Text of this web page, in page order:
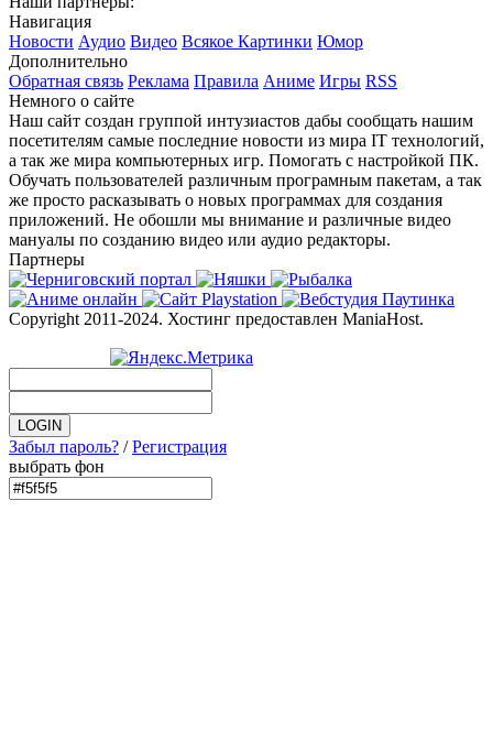
Навигация
Новости Аудио Видео Всякое Картинки Юмор
Дополнительно
Обратная связь Реклама Правила Аниме Игры RSS
Немного о сайте
Наш сайт создан группой интузиастов дабы сообщать нашим
посетителям самые последние новости из мира IT технологий,
а так же мира компьютерных игр. Помогать с настройкой ПК.
Обучать пользователей различным програмным пакетам, а так
же просто расказывать о новых программах для создания
приложений. Не обошли мы внимание и различные видео
мануалы по созданию видео или аудио редакторы.
Партнеры
Copyright 2011-2024. Хостинг предоставлен ManiaHost.
Забыл пароль? /Регистрация
выбрать фон